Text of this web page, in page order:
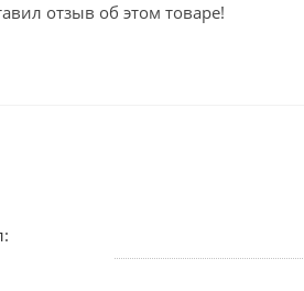
отзыв об этом товаре!